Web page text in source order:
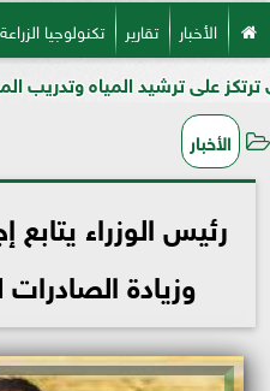
الأخبار تقارير تكنولوجيا الزراعة
المياه وتدريب المزارعين
الأخبار
رئيس الوزراء
وزيادة